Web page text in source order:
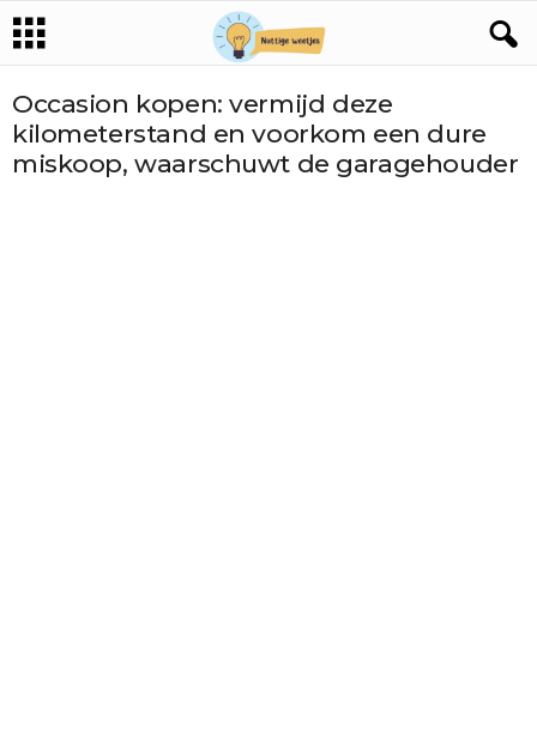
Occasion kopen: vermijd deze
kilometerstand en voorkom een dure
miskoop, waarschuwt de garagehouder